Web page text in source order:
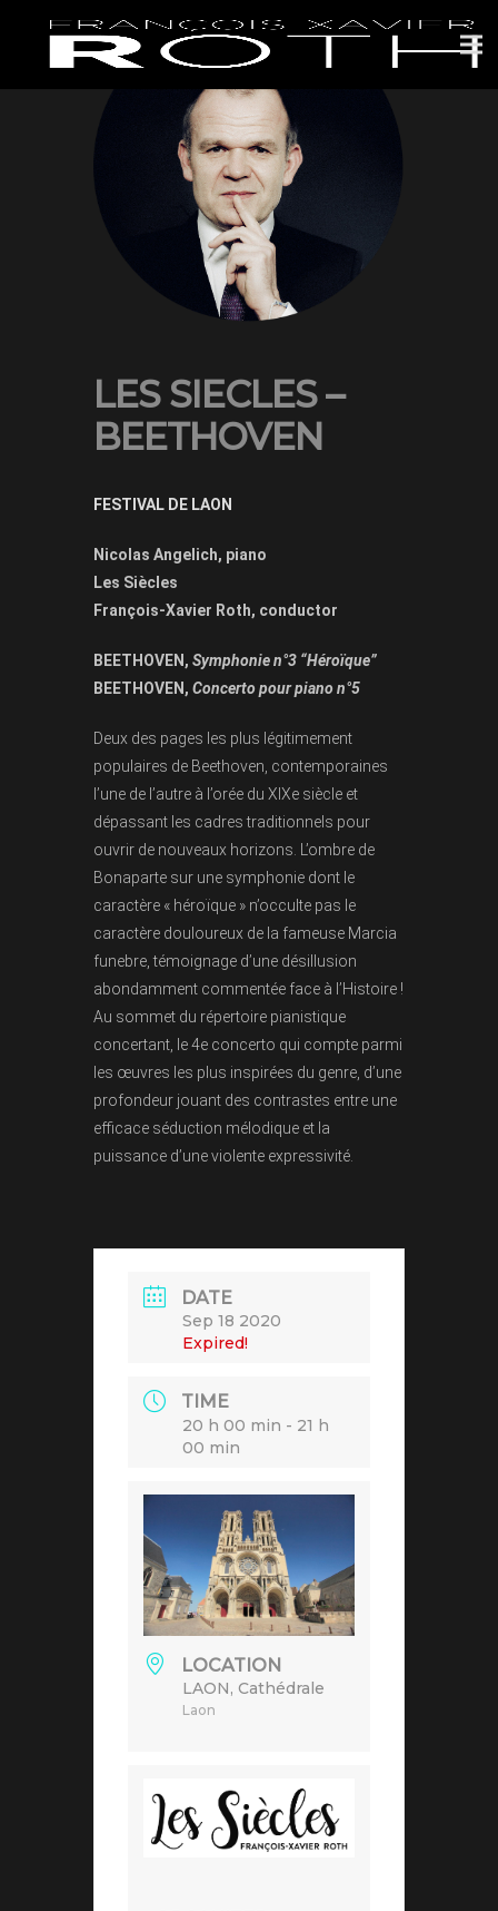
LES SIECLES –
BEETHOVEN
FESTIVAL DE LAON
Nicolas Angelich, piano
Les Siècles
François-Xavier Roth, conductor
BEETHOVEN, Symphonie n°3 “Héroïque”
BEETHOVEN, Concerto pour piano n°5
Deux des pages les plus légitimement
populaires de Beethoven, contemporaines
l’une de l’autre à l’orée du XIXe siècle et
dépassant les cadres traditionnels pour
ouvrir de nouveaux horizons. L’ombre de
Bonaparte sur une symphonie dont le
caractère « héroïque » n’occulte pas le
caractère douloureux de la fameuse Marcia
funebre, témoignage d’une désillusion
abondamment commentée face à l’Histoire !
Au sommet du répertoire pianistique
concertant, le 4e concerto qui compte parmi
les œuvres les plus inspirées du genre, d’une
profondeur jouant des contrastes entre une
efficace séduction mélodique et la
puissance d’une violente expressivité.
DATE
Sep 18 2020
Expired!
TIME
20 h 00 min - 21 h
00 min
LOCATION
LAON, Cathédrale
Laon